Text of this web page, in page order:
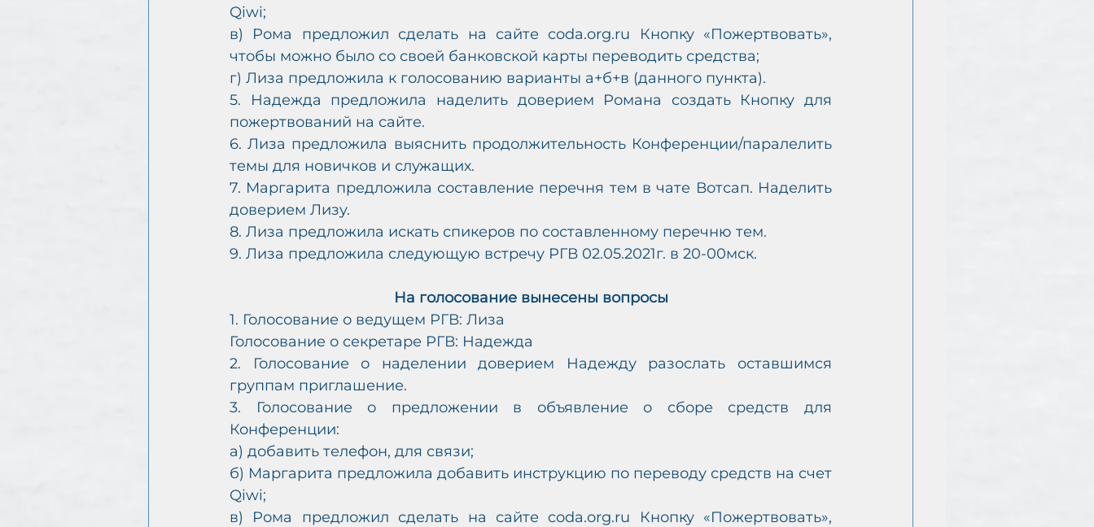
Qiwi;
в) Рома предложил сделать на сайте coda.org.ru Кнопку «Пожертвовать»,
чтобы можно было со своей банковской карты переводить средства;
г) Лиза предложила к голосованию варианты а+б+в (данного пункта).
5. Надежда предложила наделить доверием Романа создать Кнопку для
пожертвований на сайте.
6. Лиза предложила выяснить продолжительность Конференции/паралелить
темы для новичков и служащих.
7. Маргарита предложила составление перечня тем в чате Вотсап. Наделить
доверием Лизу.
8. Лиза предложила искать спикеров по составленному перечню тем.
9. Лиза предложила следующую встречу РГВ 02.05.2021г. в 20-00мск.
На голосование вынесены вопросы
1. Голосование о ведущем РГВ: Лиза
Голосование о секретаре РГВ: Надежда
2. Голосование о наделении доверием Надежду разослать оставшимся
группам приглашение.
3. Голосование о предложении в объявление о сборе средств для
Конференции:
а) добавить телефон, для связи;
б) Маргарита предложила добавить инструкцию по переводу средств на счет
Qiwi;
в) Рома предложил сделать на сайте coda.org.ru Кнопку «Пожертвовать»,